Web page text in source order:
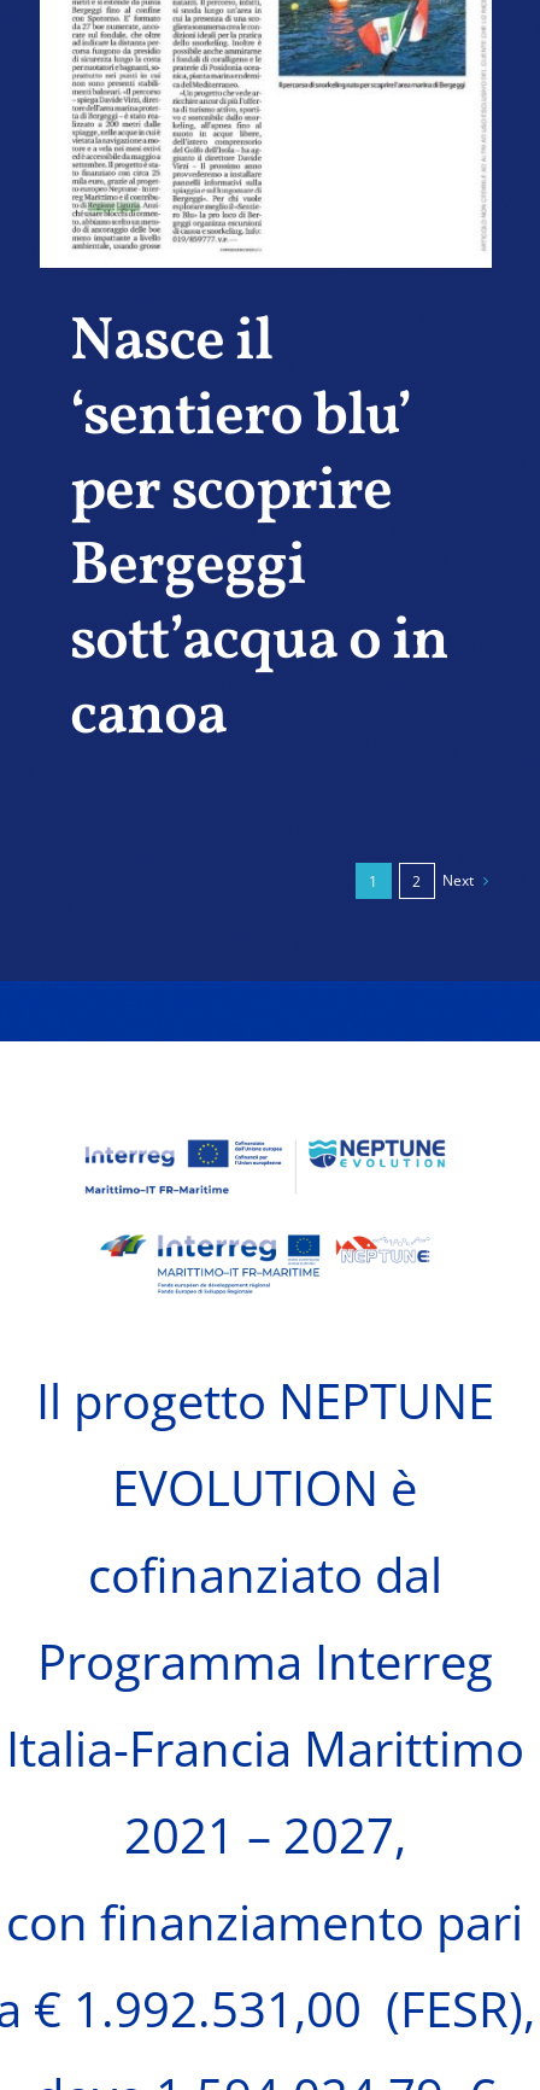
Nasce il
‘sentiero blu’
per scoprire
Bergeggi
sott’acqua o in
canoa
1 2 Next
Il progetto NEPTUNE
EVOLUTION è
cofinanziato dal
Programma Interreg
Italia-Francia Marittimo
2021 – 2027,
con finanziamento pari
€ 1.992.531,00 (FESR),